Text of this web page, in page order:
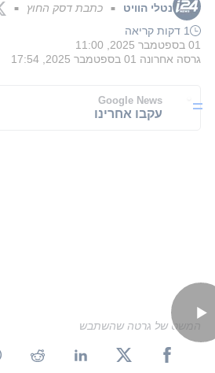
נטלי הוויט ■ כתבת דסק החוץ ■
1 דקות קריאה
01 בספטמבר 2025, 11:00
גרסה אחרונה 01 בספטמבר 2025, 17:54
Google News
עקבו אחרינו
המשט של גרטה שהשתבש